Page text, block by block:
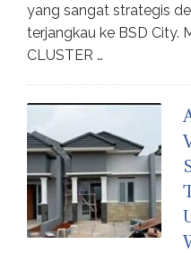
yang sangat strategis
terjangkau ke BSD City.
CLUSTER …